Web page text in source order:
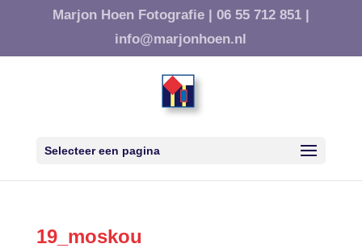
Marjon Hoen Fotografie | 06 55 712 851 |
info@marjonhoen.nl
Selecteer een pagina
19_moskou